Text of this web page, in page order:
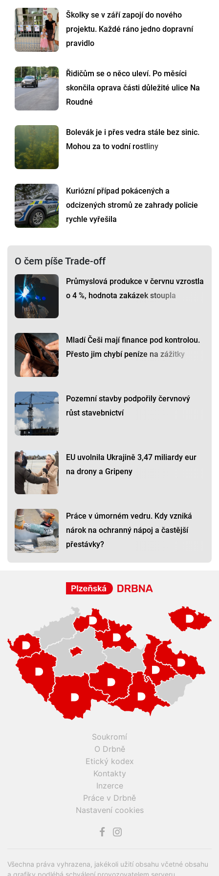
Školky se v září zapojí do nového
projektu. Každé ráno jedno dopravní
pravidlo
Řidičům se o něco uleví. Po měsíci
skončila oprava části důležité ulice Na
Roudné
Bolevák je i přes vedra stále bez sinic.
Mohou za to vodní rostliny
Kuriózní případ pokácených a
odcizených stromů ze zahrady policie
rychle vyřešila
O čem píše Trade-off
Průmyslová produkce v červnu vzrostla
o 4 %, hodnota zakázek stoupla
Mladí Češi mají finance pod kontrolou.
Přesto jim chybí peníze na zážitky
Pozemní stavby podpořily červnový
růst stavebnictví
EU uvolnila Ukrajině 3,47 miliardy eur
na drony a Gripeny
Práce v úmorném vedru. Kdy vzniká
nárok na ochranný nápoj a častější
přestávky?
Soukromí
O Drbně
Etický kodex
Kontakty
Inzerce
Práce v Drbně
Nastavení cookies
Všechna práva vyhrazena, jakékoli užití obsahu včetné obsahu